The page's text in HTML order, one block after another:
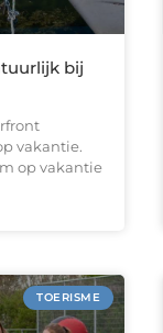
bij
vakantie.
op vakantie
TOERISME